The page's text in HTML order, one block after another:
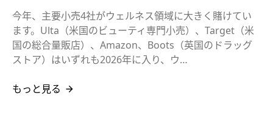
今年、主要小売4社がウェルネス領域に大きく賭けてい
ます。Ulta（米国のビューティ専門小売）、Target（米
国の総合量販店）、Amazon、Boots（英国のドラッグ
ストア）はいずれも2026年に入り、ウ…
もっと見る